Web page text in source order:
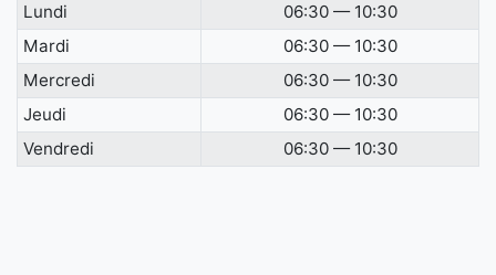
Lundi
06:30 — 10:30
Mardi
06:30 — 10:30
Mercredi
06:30 — 10:30
Jeudi
06:30 — 10:30
Vendredi
06:30 — 10:30